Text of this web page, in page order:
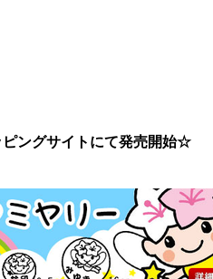
ングサイトにて発売開始☆